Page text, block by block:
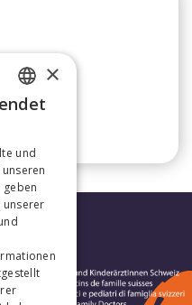
FRENCH
×
und
geben